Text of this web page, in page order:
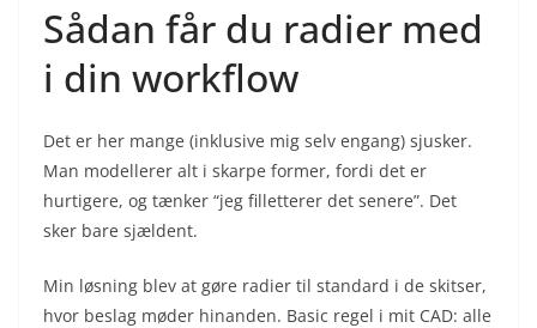
Sådan får du radier med
i din workflow
Det er her mange (inklusive mig selv engang) sjusker.
Man modellerer alt i skarpe former, fordi det er
hurtigere, og tænker “jeg filletterer det senere”. Det
sker bare sjældent.
Min løsning blev at gøre radier til standard i de skitser,
hvor beslag møder hinanden. Basic regel i mit CAD: alle